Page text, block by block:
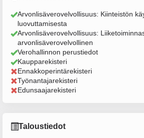
Arvonlisäverovelvollisuus: Kiinteistön
luovuttamisesta
Arvonlisäverovelvollisuus:
arvonlisäverovelvollinen
Verohallinnon perustiedot
Kaupparekisteri
Ennakkoperintärekisteri
Työnantajarekisteri
Edunsaajarekisteri
Taloustiedot